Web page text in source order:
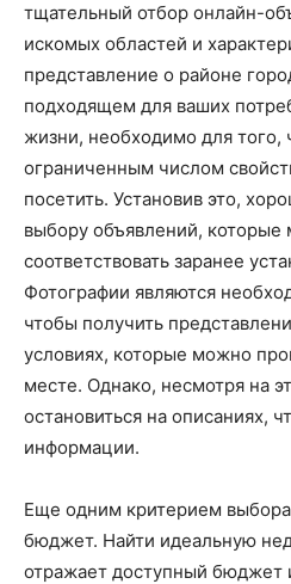
тщательный отбор онлайн-
искомых областей и
представление о районе
подходящем для ваших
жизни, необходимо для того,
ограниченным числом
посетить. Установив это,
выбору объявлений, которые
соответствовать заранее
Фотографии являются
чтобы получить
условиях, которые можно
месте. Однако, несмотря на
остановиться на описаниях,
информации.
Еще одним критерием
бюджет. Найти идеальную
отражает доступный бюджет